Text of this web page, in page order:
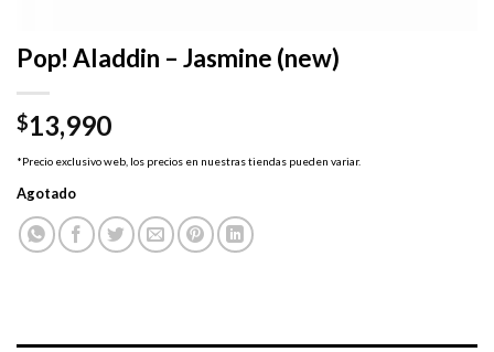
Pop! Aladdin – Jasmine (new)
$13,990
*Precio exclusivo web, los precios en nuestras tiendas pueden variar.
Agotado